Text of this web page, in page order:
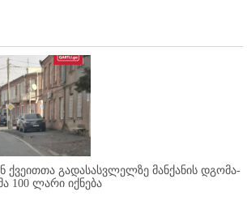
ქვეითთა გადასასვლელზე მანქანის დგომა-
100 ლარი იქნება